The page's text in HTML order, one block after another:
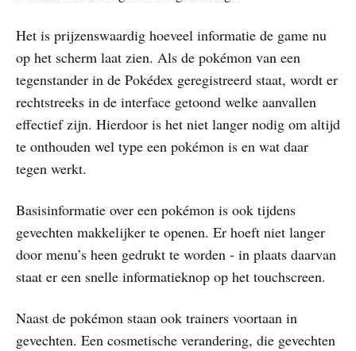
Het is prijzenswaardig hoeveel informatie de game nu
op het scherm laat zien. Als de pokémon van een
tegenstander in de Pokédex geregistreerd staat, wordt er
rechtstreeks in de interface getoond welke aanvallen
effectief zijn. Hierdoor is het niet langer nodig om altijd
te onthouden wel type een pokémon is en wat daar
tegen werkt.
Basisinformatie over een pokémon is ook tijdens
gevechten makkelijker te openen. Er hoeft niet langer
door menu’s heen gedrukt te worden - in plaats daarvan
staat er een snelle informatieknop op het touchscreen.
Naast de pokémon staan ook trainers voortaan in
gevechten. Een cosmetische verandering, die gevechten